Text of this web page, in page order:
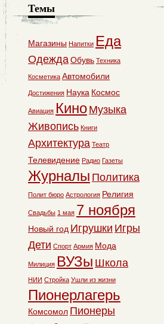
Темы
Магазины Напитки Еда
ОдеждаОбувь Техника
Косметика Автомобили
Достижения Наука Космос
Авиация Кино Музыка
Живопись Книги
Архитектура Театр
Телевидение Радио Газеты
Журналы Политика
Полит бюро Астрология Религия
Свадьбы 1 мая 7 ноября
Новый год Игрушки Игры
Дети Спорт Армия Мода
Милиция ВУЗы Школа
НИИ Стройка Ушли из жизни
Пионерлагерь
Комсомол Пионеры